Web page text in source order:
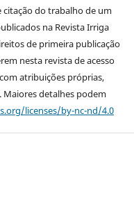
citação do trabalho de um
na Revista Irriga
de primeira publicação
nesta revista de acesso
atribuições próprias,
Maiores detalhes podem
licenses/by-nc-nd/4.0